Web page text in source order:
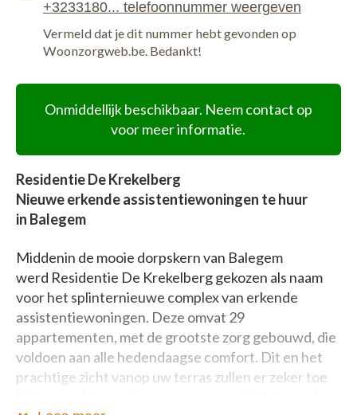
Onmiddellijk beschikbaar. Neem contact op
voor meer informatie.
Residentie De Krekelberg
Nieuwe erkende assistentiewoningen te huur
in Balegem
​Middenin de mooie dorpskern van Balegem
werd Residentie De Krekelberg gekozen als naam
voor het splinternieuwe complex van erkende
assistentiewoningen. Deze omvat 29
appartementen, met de grootste zorg gebouwd, die
voldoen aan alle hedendaagse comfort. Dit en het
prachtige zicht vanop uw terras zullen er zeker toe
Vermeld dat je dit nummer hebt gevonden op
Woonzorgweb.be. Bedankt!